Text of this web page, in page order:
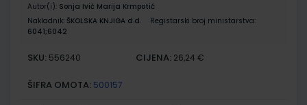
Autor(i): Sonja Ivić Marija Krmpotić
Nakladnik: ŠKOLSKA KNJIGA d.d.
Registarski broj ministarstva:
6041;6042
SKU: 556240 CIJENA: 26,24 €
ŠIFRA OMOTA: 500157